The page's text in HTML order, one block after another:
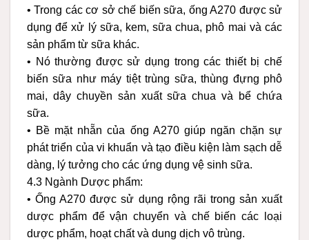
• Trong các cơ sở chế biến sữa, ống A270 được sử
dụng để xử lý sữa, kem, sữa chua, phô mai và các
sản phẩm từ sữa khác.
• Nó thường được sử dụng trong các thiết bị chế
biến sữa như máy tiệt trùng sữa, thùng đựng phô
mai, dây chuyền sản xuất sữa chua và bể chứa
sữa.
• Bề mặt nhẵn của ống A270 giúp ngăn chặn sự
phát triển của vi khuẩn và tạo điều kiện làm sạch dễ
dàng, lý tưởng cho các ứng dụng vệ sinh sữa.
4.3 Ngành Dược phẩm:
• Ống A270 được sử dụng rộng rãi trong sản xuất
dược phẩm để vận chuyển và chế biến các loại
dược phẩm, hoạt chất và dung dịch vô trùng.